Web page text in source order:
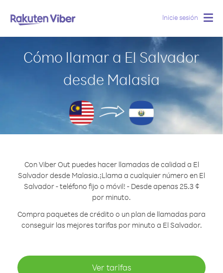
Inicie sesión
Cómo llamar a El Salvador
desde Malasia
Con Viber Out puedes hacer llamadas de calidad a El
Salvador desde Malasia.¡Llama a cualquier número en El
Salvador - teléfono fijo o móvil! - Desde apenas 25.3 ¢
por minuto.
Compra paquetes de crédito o un plan de llamadas para
conseguir las mejores tarifas por minuto a El Salvador.
Ver tarifas